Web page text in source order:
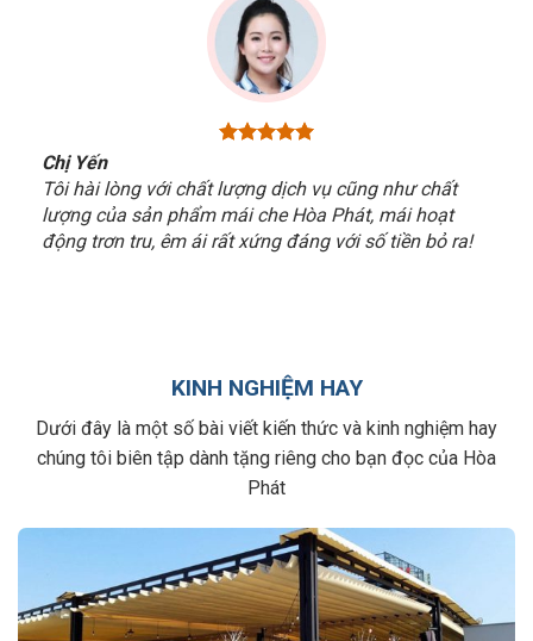
Chị Yến
Tôi hài lòng với chất lượng dịch vụ cũng như chất
lượng của sản phẩm mái che Hòa Phát, mái hoạt
động trơn tru, êm ái rất xứng đáng với số tiền bỏ ra!
KINH NGHIỆM HAY
Dưới đây là một số bài viết kiến thức và kinh nghiệm hay
chúng tôi biên tập dành tặng riêng cho bạn đọc của Hòa
Phát